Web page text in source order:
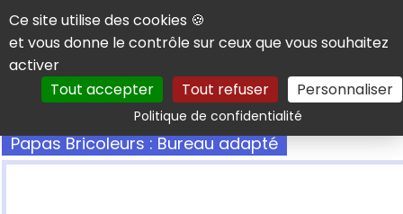
Panneau de gestion des cookies
Ce site utilise des cookies 🍪
et vous donne le contrôle sur ceux que vous souhaitez
activer
Tout accepter
Tout refuser Personnaliser
Politique de confidentialitéRechercher
Papas Bricoleurs : Bureau adapté